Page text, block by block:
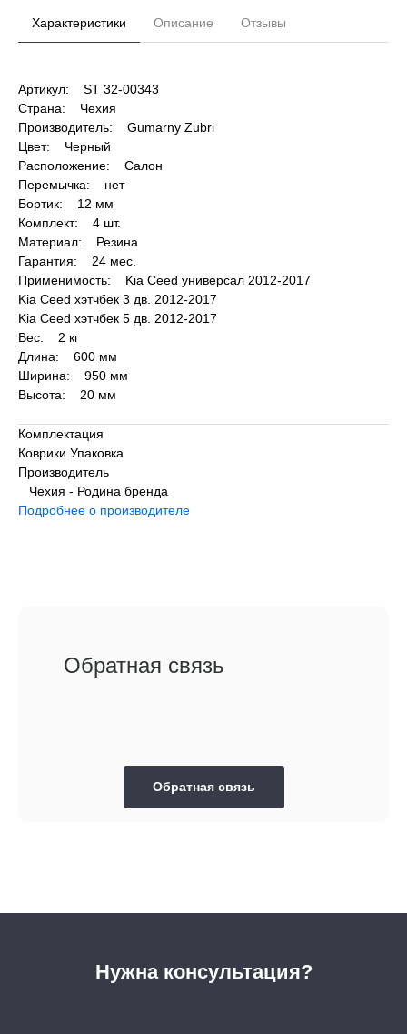
Характеристики Описание Отзывы
Артикул: ST 32-00343
Страна: Чехия
Производитель: Gumarny Zubri
Цвет: Черный
Расположение: Салон
Перемычка: нет
Бортик: 12 мм
Комплект: 4 шт.
Материал: Резина
Гарантия: 24 мес.
Применимость: Kia Ceed универсал 2012-2017
Kia Ceed хэтчбек 3 дв. 2012-2017
Kia Ceed хэтчбек 5 дв. 2012-2017
Вес: 2 кг
Длина: 600 мм
Ширина: 950 мм
Высота: 20 мм
Комплектация
Коврики Упаковка
Производитель
Чехия - Родина бренда
Подробнее о производителе
Обратная связь
Обратная связь
Нужна консультация?